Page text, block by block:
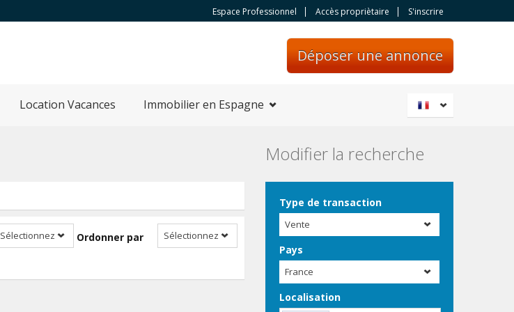
Espace Professionnel Accès propriètaire S'inscrire
Déposer une annonce
Location Vacances Immobilier en Espagne
Ordonner par Sélectionnez
Sélectionnez
Modifier la recherche
Type de transaction
Vente
Pays
France
Localisation